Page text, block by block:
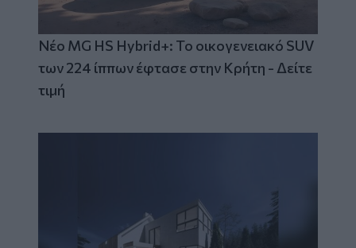
Νέο MG HS Hybrid+: Το οικογενειακό SUV
των 224 ίππων έφτασε στην Κρήτη - Δείτε
τιμή